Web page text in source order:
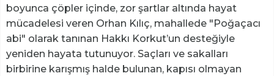
boyunca çöpler içinde, zor şartlar altında hayat
mücadelesi veren Orhan Kılıç, mahallede "Poğaçacı
abi" olarak tanınan Hakkı Korkut’un desteğiyle
yeniden hayata tutunuyor. Saçları ve sakalları
birbirine karışmış halde bulunan, kapısı olmayan